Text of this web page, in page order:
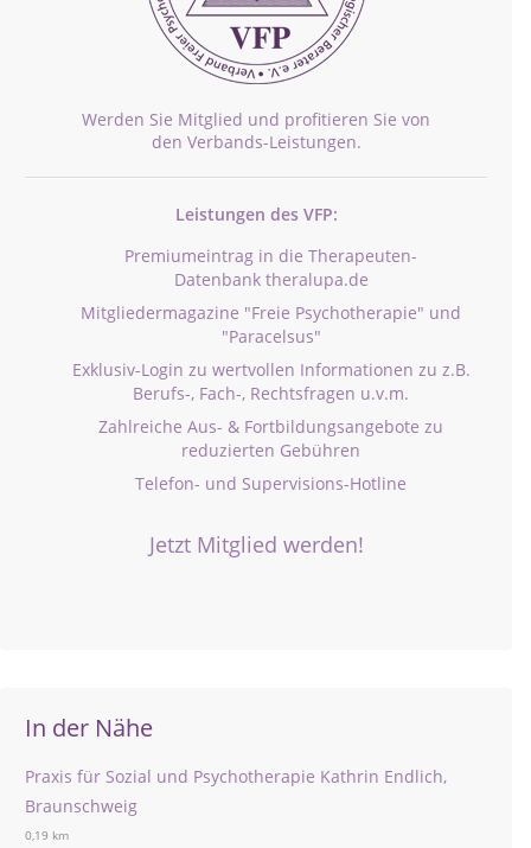
Werden Sie Mitglied und profitieren Sie von
den Verbands-Leistungen.
Leistungen des VFP:
Premiumeintrag in die Therapeuten-
Datenbank theralupa.de
Mitgliedermagazine "Freie Psychotherapie" und
"Paracelsus"
Exklusiv-Login zu wertvollen Informationen zu z.B.
Berufs-, Fach-, Rechtsfragen u.v.m.
Zahlreiche Aus- & Fortbildungsangebote zu
reduzierten Gebühren
Telefon- und Supervisions-Hotline
Jetzt Mitglied werden!
In der Nähe
Praxis für Sozial und Psychotherapie Kathrin Endlich,
Braunschweig
0,19 km